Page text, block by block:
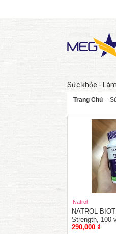
Sức khỏe -
Trang Chủ
Natrol
NATROL
Strength, 100
10.000mcg
290,000 ₫